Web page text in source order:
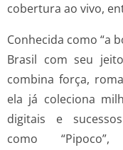
cobertura ao vivo,
Conhecida como “a
Brasil com seu
combina força,
ela já coleciona
digitais e
como